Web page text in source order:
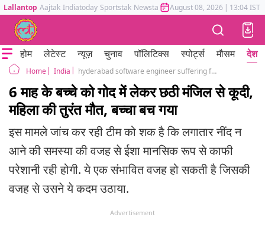
Lallantop Aajtak Indiatoday Sportstak Newstak Mumbai Tak Astrotak
August 08, 2026 | 13:04 IST
होम लेटेस्ट न्यूज़ चुनाव पॉलिटिक्स स्पोर्ट्स मौसम देश
Home India hyderabad software engineer suffering from insomnia jumps from sixth floor
6 माह के बच्चे को गोद में लेकर छठी मंजिल से कूदी,
महिला की तुरंत मौत, बच्चा बच गया
इस मामले जांच कर रही टीम को शक है कि लगातार नींद न
आने की समस्या की वजह से ईशा मानसिक रूप से काफी
परेशानी रही होगी. ये एक संभावित वजह हो सकती है जिसकी
वजह से उसने ये कदम उठाया.
Advertisement